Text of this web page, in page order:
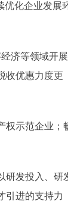
优化企业发展
济等领域开
收优惠力度更
权示范企业；
研发投入、研
引进的支持力